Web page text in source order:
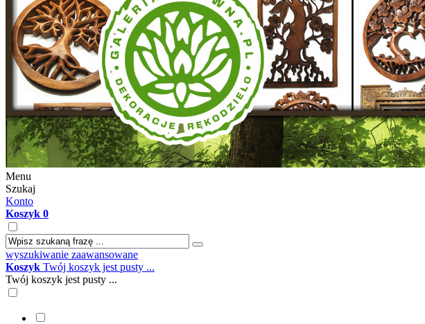
Menu
Szukaj
Konto
Koszyk 0
wyszukiwanie zaawansowane
Koszyk Twój koszyk jest pusty ...
Twój koszyk jest pusty ...